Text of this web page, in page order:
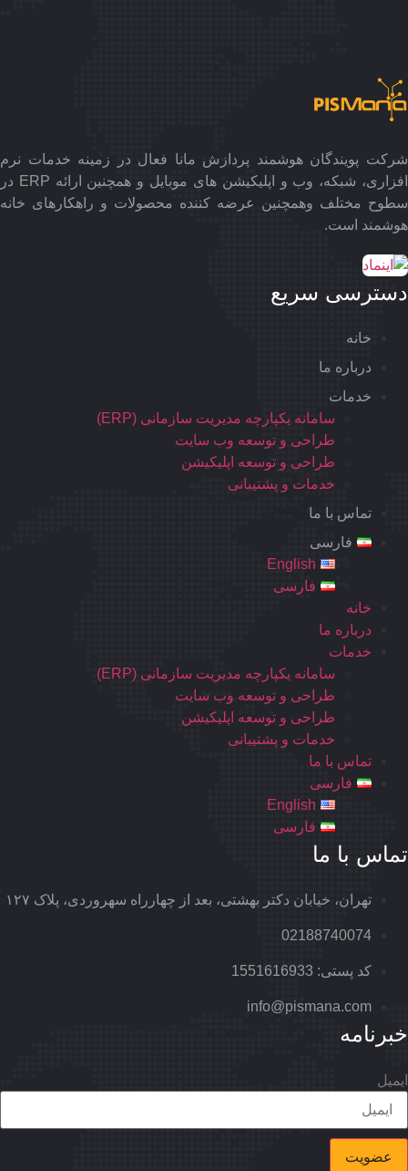
پویندگان هوشمند پردازش مانا فعال در زمینه خدمات نرم
افزاری، شبکه، وب و اپلیکیشن های موبایل و همچنین ارائه ERP در
مختلف وهمچنین عرضه کننده محصولات و راهکارهای خانه
است.
سریع
خانه
درباره ما
خدمات
سامانه یکپارچه مدیریت سازمانی (ERP)
طراحی و توسعه وب سایت
طراحی و توسعه اپلیکیشن
خدمات و پشتیبانی
تماس با ما
فارسی
English
فارسی
خانه
درباره ما
خدمات
سامانه یکپارچه مدیریت سازمانی (ERP)
طراحی و توسعه وب سایت
طراحی و توسعه اپلیکیشن
خدمات و پشتیبانی
تماس با ما
فارسی
English
فارسی
با ما
تهران، خیابان دکتر بهشتی، بعد از چهارراه سهروردی، پلاک ۱۲۷
02188740074
کد پستی: 1551616933
info@pismana.com
عضویت